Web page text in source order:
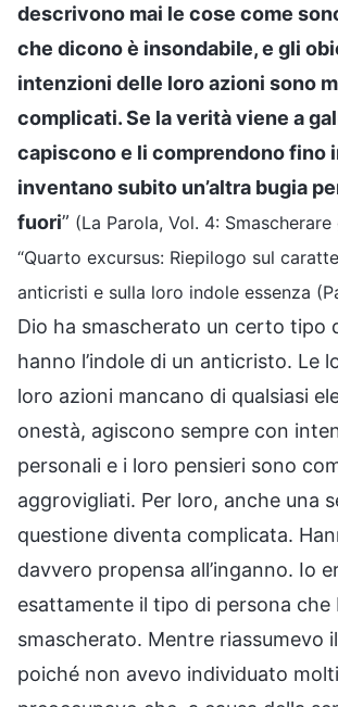
descrivono mai le cose come
che dicono è insondabile, e gli
intenzioni delle loro azioni sono
complicati. Se la verità viene a
capiscono e li comprendono fino
inventano subito un’altra bugia
fuori” (La Parola, Vol. 4:
“Quarto excursus: Riepilogo sul
anticristi e sulla loro indole essenza
Dio ha smascherato un certo tipo
hanno l’indole di un anticristo. Le
loro azioni mancano di qualsiasi
onestà, agiscono sempre con
personali e i loro pensieri sono
aggrovigliati. Per loro, anche una
questione diventa complicata.
davvero propensa all’inganno. Io
esattamente il tipo di persona che
smascherato. Mentre riassumevo
poiché non avevo individuato